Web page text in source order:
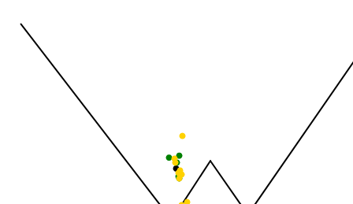
The chart has 1 X axis displaying values. Data ranges from -
The chart has 1 Y axis displaying values. Data ranges from -